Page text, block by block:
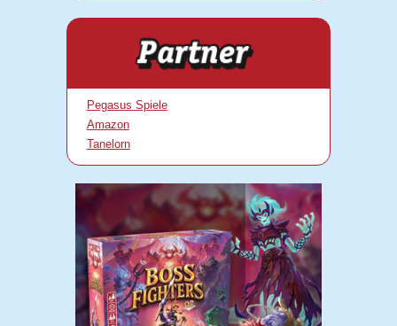
Pegasus Spiele
Amazon
Tanelorn